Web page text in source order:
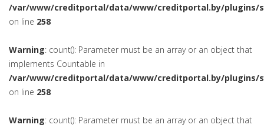
/var/www/creditportal/data/www/creditportal.by/plugins/
on line 258
Warning: count(): Parameter must be an array or an object that
implements Countable in
/var/www/creditportal/data/www/creditportal.by/plugins/
on line 258
Warning: count(): Parameter must be an array or an object that